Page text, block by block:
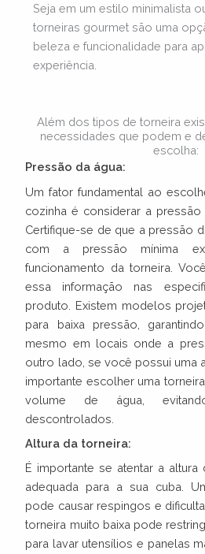
Seja em um estilo minimalista
torneiras gourmet são uma
beleza e funcionalidade para
experiência.
Além dos tipos de torneira
necessidades que podem e
escolha:
Pressão da água:
Um fator fundamental ao
cozinha é considerar a pressão
Certifique-se de que a pressão
com a pressão mínima
funcionamento da torneira.
essa informação nas
produto. Existem modelos
para baixa pressão,
mesmo em locais onde a
outro lado, se você possui uma
importante escolher uma
volume de água,
descontrolados.
Altura da torneira:
É importante se atentar a
adequada para a sua cuba.
pode causar respingos e
torneira muito baixa pode
para lavar utensílios e panelas